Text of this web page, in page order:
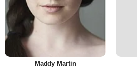
Maddy Martin